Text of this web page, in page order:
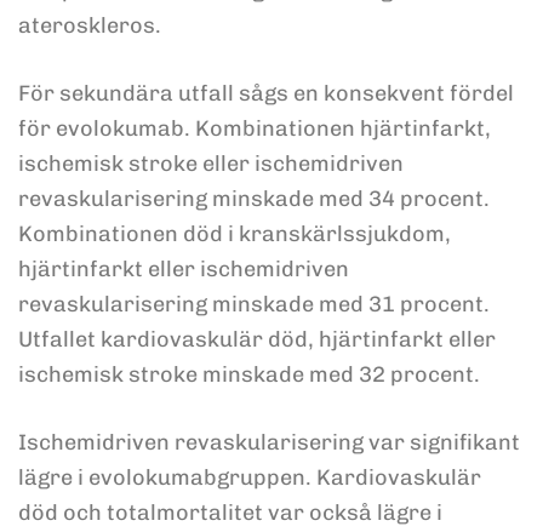
ateroskleros.
För sekundära utfall sågs en konsekvent fördel
för evolokumab. Kombinationen hjärtinfarkt,
ischemisk stroke eller ischemidriven
revaskularisering minskade med 34 procent.
Kombinationen död i kranskärlssjukdom,
hjärtinfarkt eller ischemidriven
revaskularisering minskade med 31 procent.
Utfallet kardiovaskulär död, hjärtinfarkt eller
ischemisk stroke minskade med 32 procent.
Ischemidriven revaskularisering var signifikant
lägre i evolokumabgruppen. Kardiovaskulär
död och totalmortalitet var också lägre i